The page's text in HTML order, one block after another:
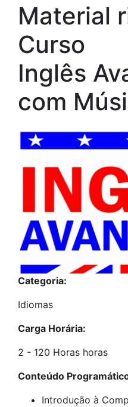
Material
Curso
Inglês
com
Categoria:
Idiomas
Carga Horária:
2 - 120 Horas horas
Conteúdo
Introdução à